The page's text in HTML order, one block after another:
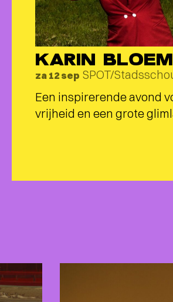
KARIN
za 12 sep SPOT/
Een inspirerende avond
vrijheid en een grote